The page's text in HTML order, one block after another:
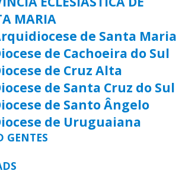
MARIA
de Santa Maria
de Cachoeira do Sul
de Cruz Alta
de Santa Cruz do Sul
de Santo Ângelo
de Uruguaiana
GENTES